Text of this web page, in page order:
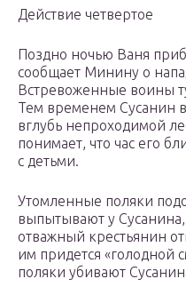
Действие четвертое
Поздно ночью Ваня
сообщает Минину о
Встревоженные воины
Тем временем Сусанин
вглубь непроходимой
понимает, что час его
с детьми.
Утомленные поляки
выпытывают у Сусанина,
отважный крестьянин
им придется «голодной
поляки убивают